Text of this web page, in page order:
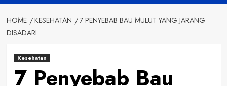
HOME KESEHATAN
7 PENYEBAB BAU MULUT YANG JARANG
DISADARI
Kesehatan
7 Penyebab Bau